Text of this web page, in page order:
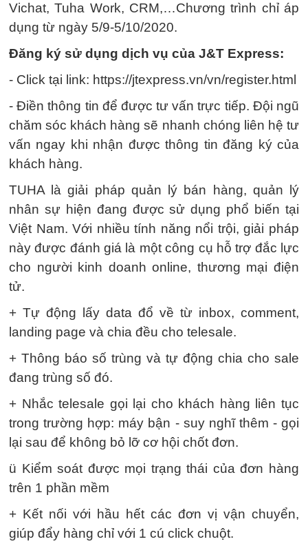
Vichat, Tuha Work, CRM,…Chương trình chỉ áp
dụng từ ngày 5/9-5/10/2020.
Đăng ký sử dụng dịch vụ của J&T Express:
- Click tại link: https://jtexpress.vn/vn/register.html
- Điền thông tin để được tư vấn trực tiếp. Đội ngũ
chăm sóc khách hàng sẽ nhanh chóng liên hệ tư
vấn ngay khi nhận được thông tin đăng ký của
khách hàng.
TUHA là giải pháp quản lý bán hàng, quản lý
nhân sự hiện đang được sử dụng phổ biến tại
Việt Nam. Với nhiều tính năng nổi trội, giải pháp
này được đánh giá là một công cụ hỗ trợ đắc lực
cho người kinh doanh online, thương mại điện
tử.
+ Tự động lấy data đổ về từ inbox, comment,
landing page và chia đều cho telesale.
+ Thông báo số trùng và tự động chia cho sale
đang trùng số đó.
+ Nhắc telesale gọi lại cho khách hàng liên tục
trong trường hợp: máy bận - suy nghĩ thêm - gọi
lại sau để không bỏ lỡ cơ hội chốt đơn.
ü Kiểm soát được mọi trạng thái của đơn hàng
trên 1 phần mềm
+ Kết nối với hầu hết các đơn vị vận chuyển,
giúp đẩy hàng chỉ với 1 cú click chuột.